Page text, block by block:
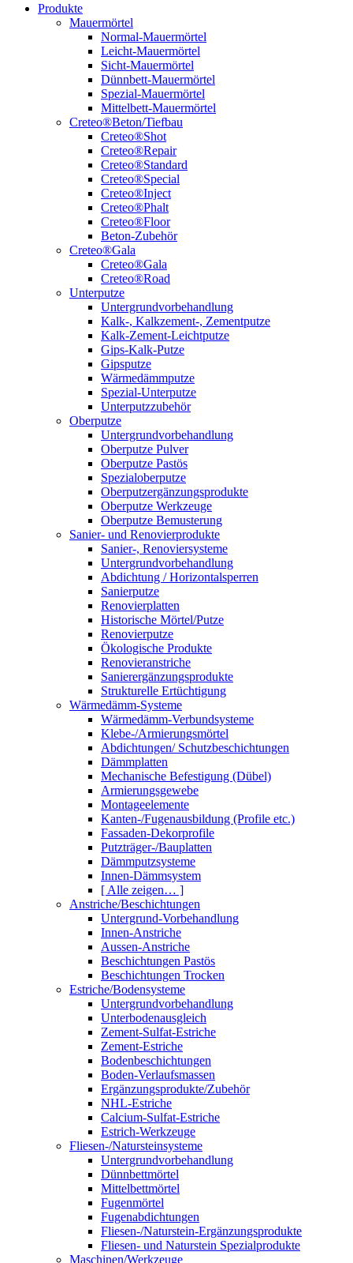
Produkte
Mauermörtel
Normal-Mauermörtel
Leicht-Mauermörtel
Sicht-Mauermörtel
Dünnbett-Mauermörtel
Spezial-Mauermörtel
Mittelbett-Mauermörtel
Creteo®Beton/Tiefbau
Creteo®Shot
Creteo®Repair
Creteo®Standard
Creteo®Special
Creteo®Inject
Creteo®Phalt
Creteo®Floor
Beton-Zubehör
Creteo®Gala
Creteo®Gala
Creteo®Road
Unterputze
Untergrundvorbehandlung
Kalk-, Kalkzement-, Zementputze
Kalk-Zement-Leichtputze
Gips-Kalk-Putze
Gipsputze
Wärmedämmputze
Spezial-Unterputze
Unterputzzubehör
Oberputze
Untergrundvorbehandlung
Oberputze Pulver
Oberputze Pastös
Spezialoberputze
Oberputzergänzungsprodukte
Oberputze Werkzeuge
Oberputze Bemusterung
Sanier- und Renovierprodukte
Sanier-, Renoviersysteme
Untergrundvorbehandlung
Abdichtung / Horizontalsperren
Sanierputze
Renovierplatten
Historische Mörtel/Putze
Renovierputze
Ökologische Produkte
Renovieranstriche
Sanierergänzungsprodukte
Strukturelle Ertüchtigung
Wärmedämm-Systeme
Wärmedämm-Verbundsysteme
Klebe-/Armierungsmörtel
Abdichtungen/ Schutzbeschichtungen
Dämmplatten
Mechanische Befestigung (Dübel)
Armierungsgewebe
Montageelemente
Kanten-/Fugenausbildung (Profile etc.)
Fassaden-Dekorprofile
Putzträger-/Bauplatten
Dämmputzsysteme
Innen-Dämmsystem
[ Alle zeigen… ]
Anstriche/Beschichtungen
Untergrund-Vorbehandlung
Innen-Anstriche
Aussen-Anstriche
Beschichtungen Pastös
Beschichtungen Trocken
Estriche/Bodensysteme
Untergrundvorbehandlung
Unterbodenausgleich
Zement-Sulfat-Estriche
Zement-Estriche
Bodenbeschichtungen
Boden-Verlaufsmassen
Ergänzungsprodukte/Zubehör
NHL-Estriche
Calcium-Sulfat-Estriche
Estrich-Werkzeuge
Fliesen-/Natursteinsysteme
Untergrundvorbehandlung
Dünnbettmörtel
Mittelbettmörtel
Fugenmörtel
Fugenabdichtungen
Fliesen-/Naturstein-Ergänzungsprodukte
Fliesen- und Naturstein Spezialprodukte
Maschinen/Werkzeuge